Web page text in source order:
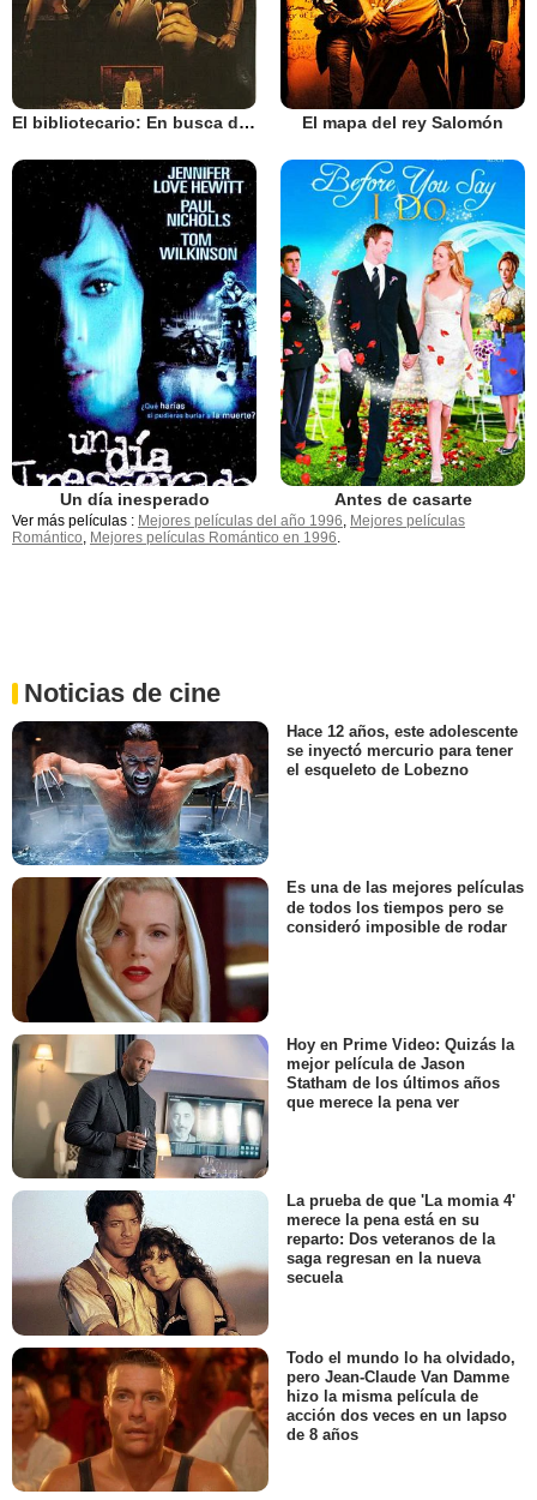
El bibliotecario: En busca de la lanza perdida El mapa del rey Salomón
Un día inesperado Antes de casarte
Ver más películas : Mejores películas del año 1996, Mejores películas
Romántico, Mejores películas Romántico en 1996.
Noticias de cine
Hace 12 años, este adolescente
se inyectó mercurio para tener
el esqueleto de Lobezno
Es una de las mejores películas
de todos los tiempos pero se
consideró imposible de rodar
Hoy en Prime Video: Quizás la
mejor película de Jason
Statham de los últimos años
que merece la pena ver
La prueba de que 'La momia 4'
merece la pena está en su
reparto: Dos veteranos de la
saga regresan en la nueva
secuela
Todo el mundo lo ha olvidado,
pero Jean-Claude Van Damme
hizo la misma película de
acción dos veces en un lapso
de 8 años